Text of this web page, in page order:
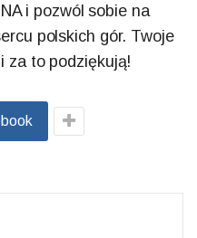
i pozwól sobie na
polskich gór. Twoje
za to podziękują!